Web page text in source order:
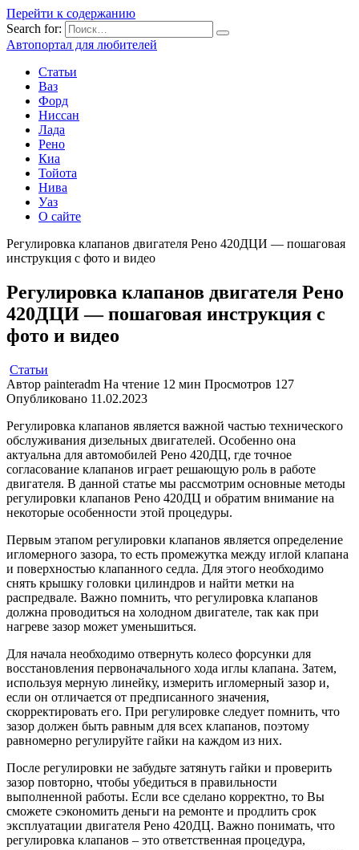
Перейти к содержанию
Search for:
Автопортал для любителей
Статьи
Ваз
Форд
Ниссан
Лада
Рено
Киа
Тойота
Нива
Уаз
О сайте
Регулировка клапанов двигателя Рено 420ДЦИ — пошаговая
инструкция с фото и видео
Регулировка клапанов двигателя Рено
420ДЦИ — пошаговая инструкция с
фото и видео
Статьи
Автор painteradm На чтение 12 мин Просмотров 127
Опубликовано 11.02.2023
Регулировка клапанов является важной частью технического
обслуживания дизельных двигателей. Особенно она
актуальна для автомобилей Рено 420ДЦ, где точное
согласование клапанов играет решающую роль в работе
двигателя. В данной статье мы рассмотрим основные методы
регулировки клапанов Рено 420ДЦ и обратим внимание на
некоторые особенности этой процедуры.
Первым этапом регулировки клапанов является определение
игломерного зазора, то есть промежутка между иглой клапана
и поверхностью клапанного седла. Для этого необходимо
снять крышку головки цилиндров и найти метки на
распредвале. Важно помнить, что регулировка клапанов
должна проводиться на холодном двигателе, так как при
нагреве зазор может уменьшиться.
Для начала необходимо отвернуть колесо форсунки для
восстановления первоначального хода иглы клапана. Затем,
используя мерную линейку, измерить игломерный зазор и,
если он отличается от предписанного значения,
скорректировать его. При регулировке следует помнить, что
зазор должен быть равным для всех клапанов, поэтому
равномерно регулируйте гайки на каждом из них.
После регулировки не забудьте затянуть гайки и проверить
зазор повторно, чтобы убедиться в правильности
выполненной работы. Если все сделано корректно, то Вы
сможете сэкономить деньги на ремонте и продлить срок
эксплуатации двигателя Рено 420ДЦ. Важно понимать, что
регулировка клапанов – это ответственная процедура,